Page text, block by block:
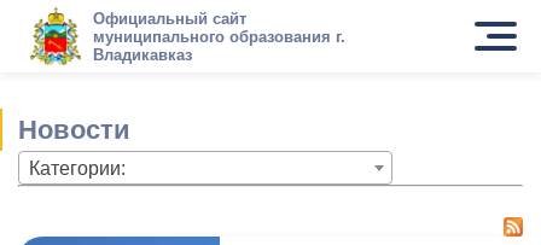
Официальный сайт
муниципального образования г.
Владикавказ
Новости
Категории: